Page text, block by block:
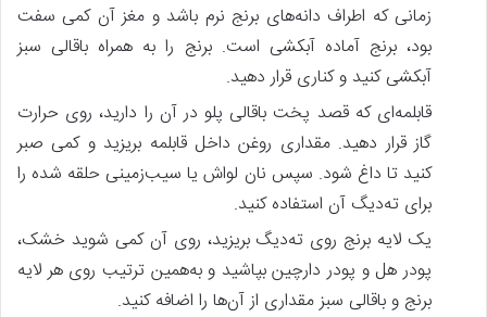
زمانی‌ که اطراف دانه‌های برنج نرم باشد و مغز آن کمی سفت
بود، برنج آماده آبکشی است. برنج را به‌ همراه باقالی سبز
آبکشی کنید و کناری قرار دهید.
قابلمه‌ای که قصد پخت باقالی پلو در آن را دارید، روی حرارت
گاز قرار دهید. مقداری روغن داخل قابلمه بریزید و کمی صبر
کنید تا داغ شود. سپس نان لواش یا سیب‌زمینی حلقه شده را
برای ته‌دیگ آن استفاده کنید.
یک لایه برنج روی ته‌دیگ بریزید، روی آن کمی شوید خشک،
پودر هل و پودر دارچین بپاشید و به‌همین ترتیب روی هر لایه
برنج و باقالی سبز مقداری از آن‌ها را اضافه کنید.